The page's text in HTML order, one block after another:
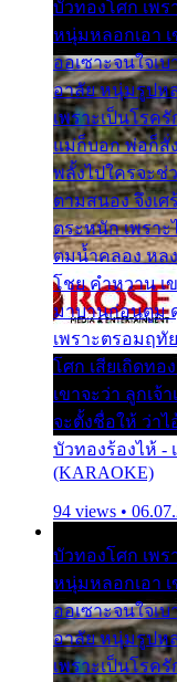
บัวทองโศก เพ
หนุ่มหลอกเอา
ออเซาะจนใจเ
อาลัย หนุ่มรูปห
เพราะเป็นโรค
แม่ก็บอก พ่อก็สั่
พลั้งไปใครจะช่
ตามสนอง จึงเ
ตระหนัก เพรา
ตมน้ำคลอง หล
โชย คำหวาน เ
มาบานก่อนตูม
เพราะตรอมฤทั
โศก เสียเถิดทอ
เขาจะว่า ลูกเจ้
จะตั้งชื่อให้ ว่าไ
บัวทองร้องไห้ -
(KARAOKE)
94 views •
บัวทองโศก เพ
หนุ่มหลอกเอา
ออเซาะจนใจเ
อาลัย หนุ่มรูปห
เพราะเป็นโรค